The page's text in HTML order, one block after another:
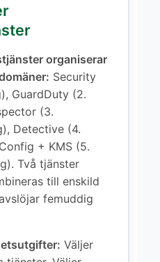
organiserar
Security
GuardDuty (2.
(3.
Detective (4.
+ KMS (5.
Två tjänster
till enskild
femuddig
Väljer